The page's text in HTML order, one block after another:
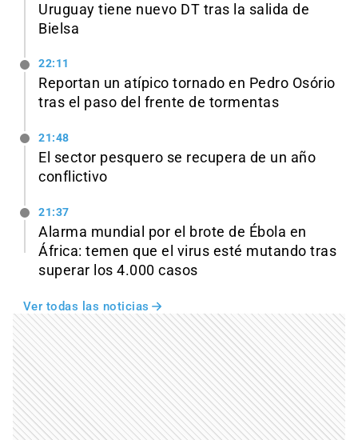
Uruguay tiene nuevo DT tras la salida de
Bielsa
22:11
Reportan un atípico tornado en Pedro Osório
tras el paso del frente de tormentas
21:48
El sector pesquero se recupera de un año
conflictivo
21:37
Alarma mundial por el brote de Ébola en
África: temen que el virus esté mutando tras
superar los 4.000 casos
Ver todas las noticias